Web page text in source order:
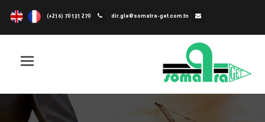
dir.gle@somatra-get.com.tn
(+216) 70 131 270